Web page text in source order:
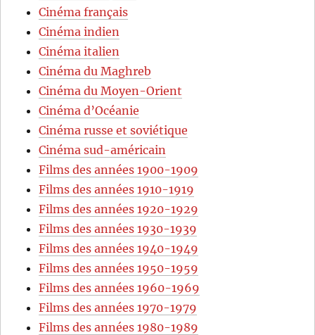
Cinéma français
Cinéma indien
Cinéma italien
Cinéma du Maghreb
Cinéma du Moyen-Orient
Cinéma d’Océanie
Cinéma russe et soviétique
Cinéma sud-américain
Films des années 1900-1909
Films des années 1910-1919
Films des années 1920-1929
Films des années 1930-1939
Films des années 1940-1949
Films des années 1950-1959
Films des années 1960-1969
Films des années 1970-1979
Films des années 1980-1989